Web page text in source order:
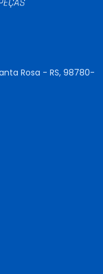
Rosa - RS, 98780-